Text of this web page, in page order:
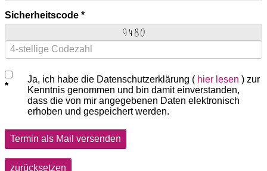
Sicherheitscode
Ja, ich habe die Datenschutzerklärung ( hier lesen ) zur
Kenntnis genommen und bin damit einverstanden,
dass die von mir angegebenen Daten elektronisch
erhoben und gespeichert werden.
Termin als Mail versenden
zurücksetzen